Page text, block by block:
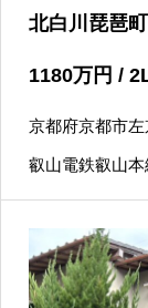
北白川琵琶町
1180万円 /
京都府京都市
叡山電鉄叡山